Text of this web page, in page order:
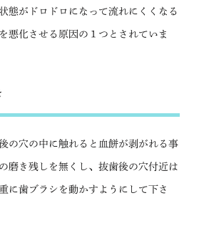
態がドロドロになって流れにくくなる
悪化させる原因の１つとされていま
の穴の中に触れると血餅が剥がれる事
磨き残しを無くし、抜歯後の穴付近は
に歯ブラシを動かすようにして下さ